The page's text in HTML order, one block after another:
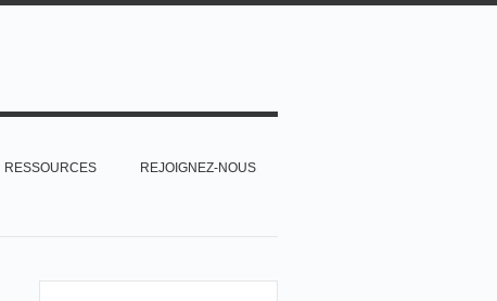
RESSOURCES REJOIGNEZ-NOUS